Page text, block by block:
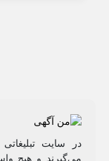
در سایت
می‌گیرند و هیچ